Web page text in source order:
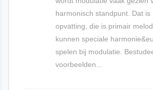
harmonisch standpunt. Dat is
opvatting, die is primair
kunnen speciale
spelen bij modulatie.
voorbeelden...